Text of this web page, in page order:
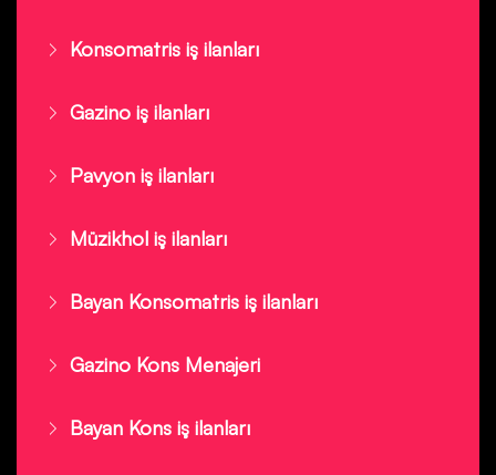
Konsomatris iş ilanları
Gazino iş ilanları
Pavyon iş ilanları
Müzikhol iş ilanları
Bayan Konsomatris iş ilanları
Gazino Kons Menajeri
Bayan Kons iş ilanları